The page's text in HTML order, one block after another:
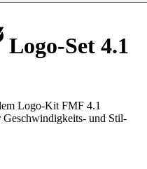
Logo-Set 4.1
Logo-Kit FMF 4.1
und Stil-